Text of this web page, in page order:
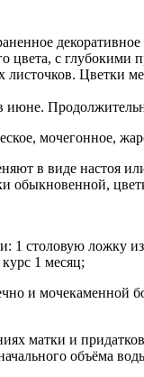
цвета, с
Цветки
мочегонное,
в виде настоя
обыкновенной,
1 столовую ложку
1 месяц;
и мочекаменной
матки и
объёма